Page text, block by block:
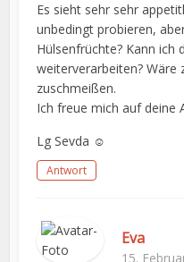
Es sieht sehr sehr
unbedingt probieren,
Hülsenfrüchte? Kann ich
weiterverarbeiten? Wäre
zuschmeißen.
Ich freue mich auf deine
Lg Sevda ☺
Antwort
Eva
15.